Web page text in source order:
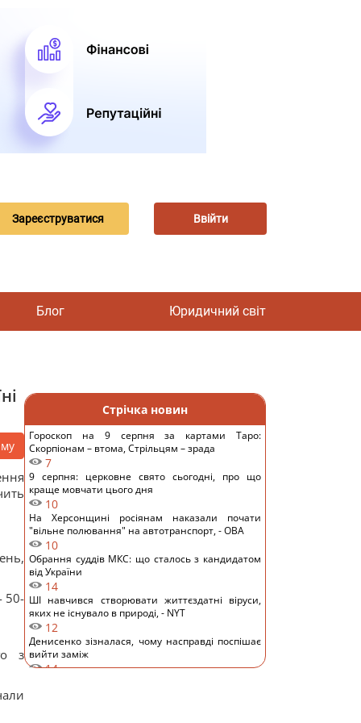
Зареєструватися Ввійти
Блог Юридичний світ
50-
з
Стрічка новин
Гороскоп на 9 серпня за картами Таро:
Скорпіонам – втома, Стрільцям – зрада
7
9 серпня: церковне свято сьогодні, про що
краще мовчати цього дня
10
На Херсонщині росіянам наказали почати
"вільне полювання" на автотранспорт, - ОВА
10
Обрання суддів МКС: що сталось з кандидатом
від України
14
ШІ навчився створювати життєздатні віруси,
яких не існувало в природі, - NYT
12
Денисенко зізналася, чому насправді поспішає
вийти заміж
14